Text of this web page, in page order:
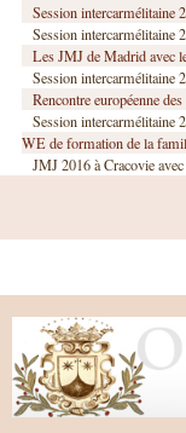
Session intercarmélitaine
Session intercarmélitaine
Les JMJ de Madrid avec
Session intercarmélitaine
Rencontre européenne
Session intercarmélitaine
WE de formation de la
JMJ 2016 à Cracovie